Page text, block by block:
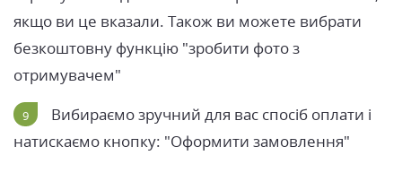
якщо ви це вказали. Також ви можете вибрати
безкоштовну функцію "зробити фото з
отримувачем"
Вибираємо зручний для вас спосіб оплати і
натискаємо кнопку: "Оформити замовлення"